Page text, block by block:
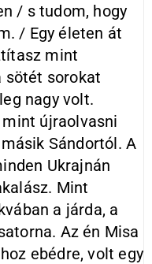
/ s tudom, hogy
/ Egy életen át
mint
sötét sorokat
nagy volt.
újraolvasni
Sándortól. A
Ukrajnán
Mint
a járda, a
Az én Misa
ebédre, volt egy